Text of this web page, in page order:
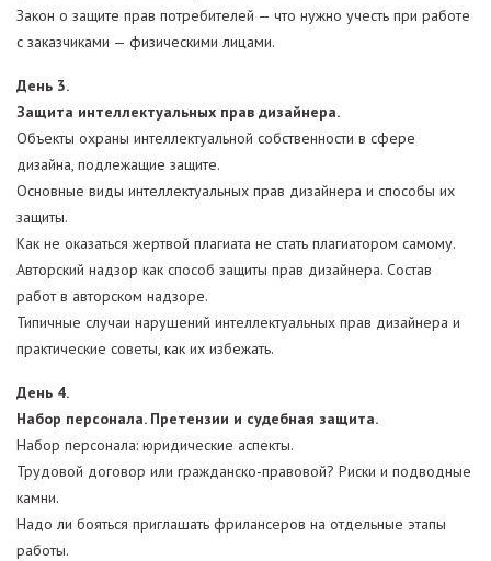
Закон о защите прав потребителей — что нужно учесть при работе
с заказчиками — физическими лицами.
День 3.
Защита интеллектуальных прав дизайнера.
Объекты охраны интеллектуальной собственности в сфере
дизайна, подлежащие защите.
Основные виды интеллектуальных прав дизайнера и способы их
защиты.
Как не оказаться жертвой плагиата не стать плагиатором самому.
Авторский надзор как способ защиты прав дизайнера. Состав
работ в авторском надзоре.
Типичные случаи нарушений интеллектуальных прав дизайнера и
практические советы, как их избежать.
День 4.
Набор персонала. Претензии и судебная защита.
Набор персонала: юридические аспекты.
Трудовой договор или гражданско-правовой? Риски и подводные
камни.
Надо ли бояться приглашать фрилансеров на отдельные этапы
работы.